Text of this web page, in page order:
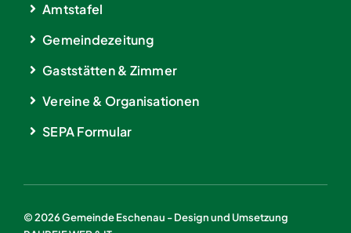
Amtstafel
Gemeindezeitung
Gaststätten & Zimmer
Vereine & Organisationen
SEPA Formular
© 2026 Gemeinde Eschenau - Design und Umsetzung